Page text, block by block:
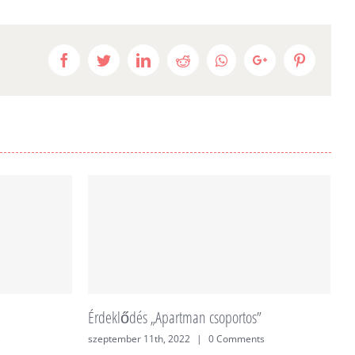
FacebookTwitterLinkedInRedditWhatsappGoogle+
Érdeklődés „Apartman csoportos”
szeptember 11th, 2022 | 0 Comments